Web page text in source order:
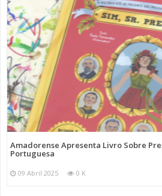
Amadorense Apresenta Livro Sobre
Portuguesa
09 Abril 2025 0 K